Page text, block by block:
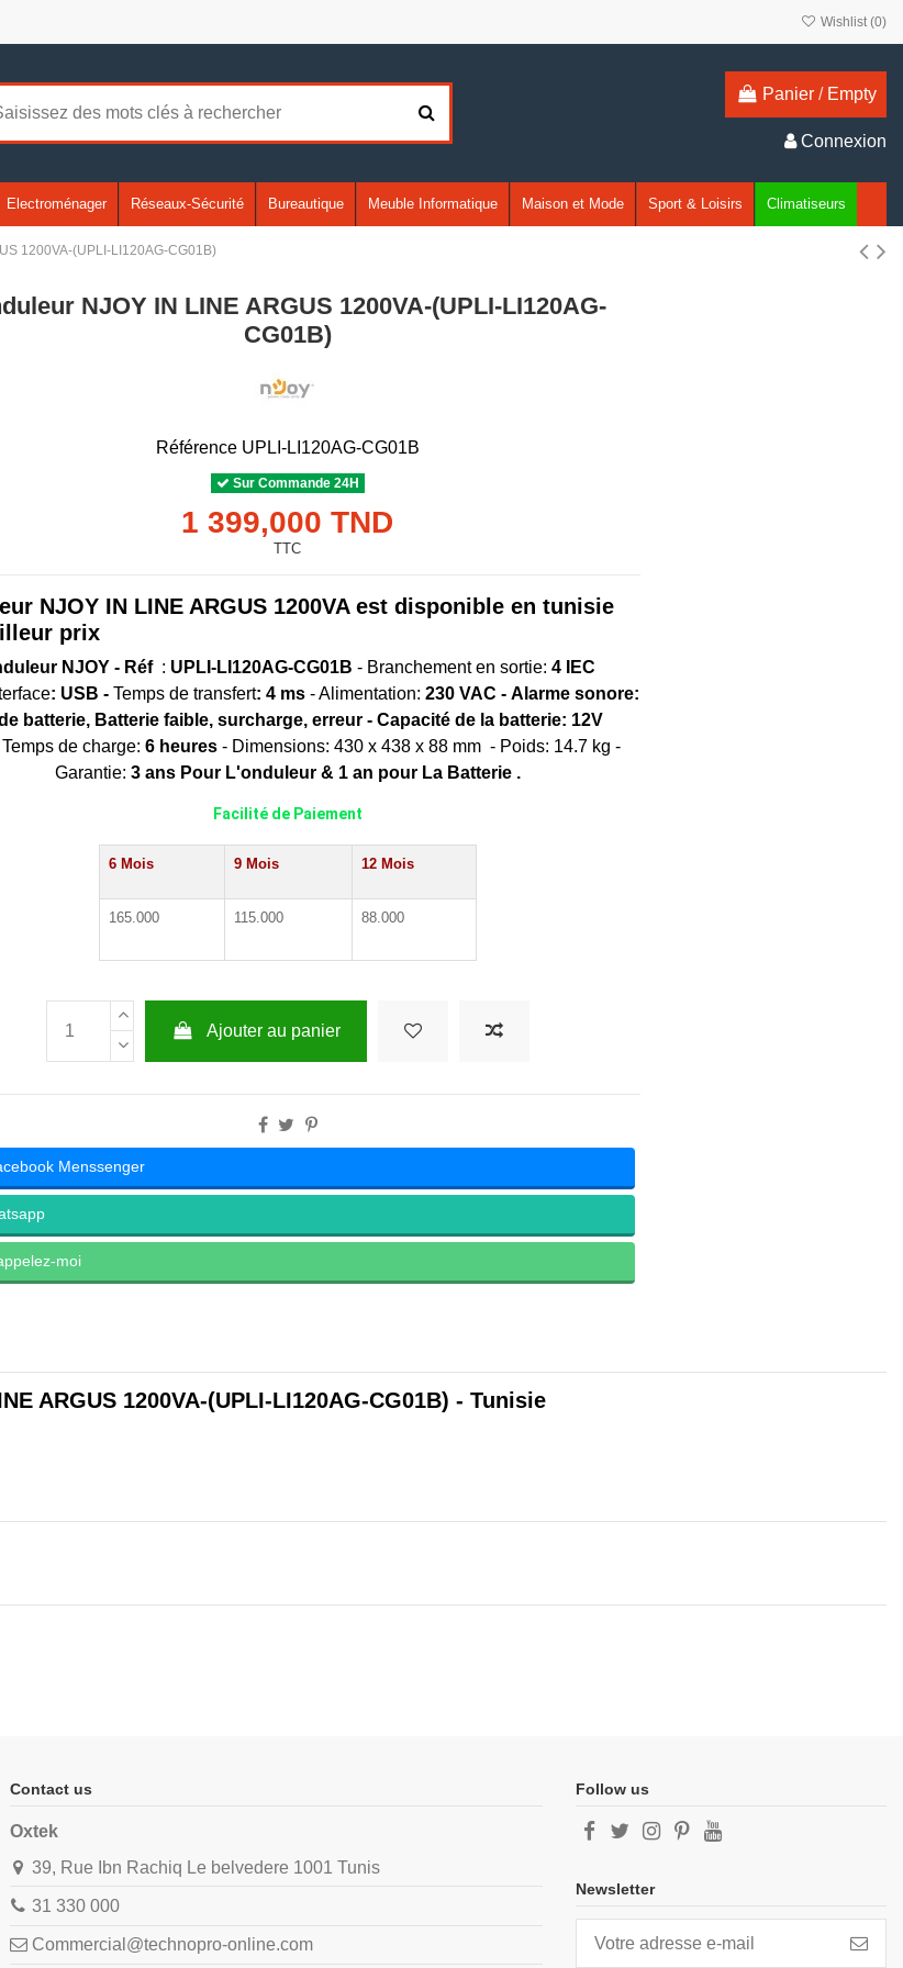
Wishlist (0)
Panier / Empty
Connexion
Electroménager Réseaux-Sécurité Bureautique Meuble Informatique Maison et Mode Sport & Loisirs Climatiseurs
1200VA-(UPLI-LI120AG-CG01B)
NJOY IN LINE ARGUS 1200VA-(UPLI-LI120AG-
CG01B)
Référence UPLI-LI120AG-CG01B
Sur Commande 24H
1 399,000 TND
TTC
NJOY IN LINE ARGUS 1200VA est disponible en tunisie
prix
NJOY - Réf : UPLI-LI120AG-CG01B - Branchement en sortie: 4 IEC
: USB - Temps de transfert: 4 ms- Alimentation: 230 VAC - Alarme sonore:
batterie, Batterie faible, surcharge, erreur - Capacité de la batterie: 12V
Temps de charge: 6 heures- Dimensions: 430 x 438 x 88 mm - Poids: 14.7 kg -
Garantie: 3 ans Pour L'onduleur & 1 an pour La Batterie .
Facilité de Paiement
6 Mois 9 Mois 12 Mois
165.000 115.000 88.000
Ajouter au panier
Menssenger
moi
ARGUS 1200VA-(UPLI-LI120AG-CG01B) - Tunisie
Contact us
Oxtek
39, Rue Ibn Rachiq Le belvedere 1001 Tunis
31 330 000
Commercial@technopro-online.com
Follow us
Newsletter